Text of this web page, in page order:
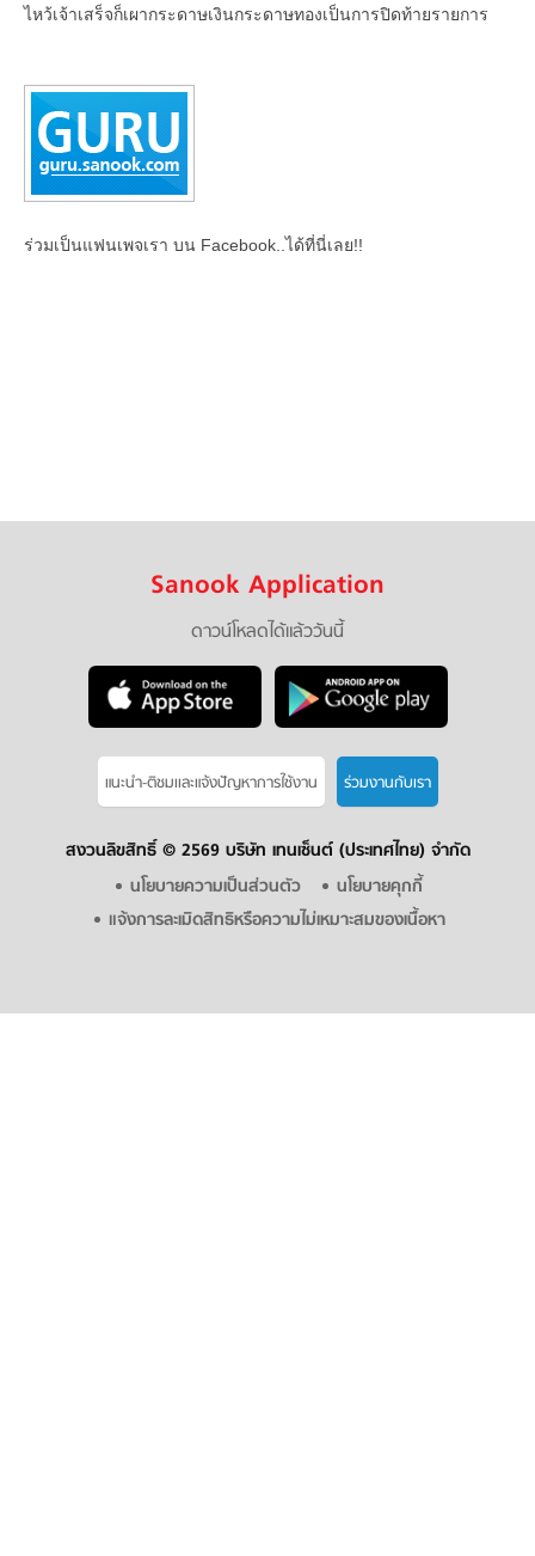
ไหว้เจ้าเสร็จก็เผากระดาษเงินกระดาษทองเป็นการปิดท้ายรายการ
ร่วมเป็นแฟนเพจเรา บน Facebook..ได้ที่นี่เลย!!
Sanook Application
ดาวน์โหลดได้แล้ววันนี้
แนะนำ-ติชมเเละแจ้งปัญหาการใช้งาน ร่วมงานกับเรา
สงวนลิขสิทธิ์ © 2569 บริษัท เทนเซ็นต์ (ประเทศไทย) จำกัด
นโยบายความเป็นส่วนตัว
นโยบายคุกกี้
แจ้งการละเมิดสิทธิหรือความไม่เหมาะสมของเนื้อหา